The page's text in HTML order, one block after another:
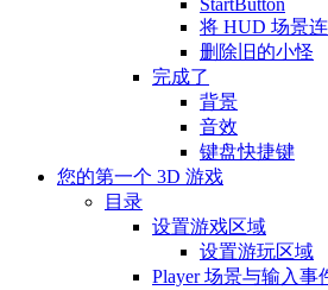
StartButton
将 HUD 场景
删除旧的小怪
完成了
背景
音效
键盘快捷键
您的第一个 3D 游戏
目录
设置游戏区域
设置游玩区域
Player 场景与输入事